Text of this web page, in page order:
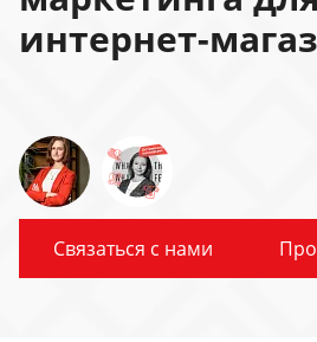
интернет-
Связаться с нами